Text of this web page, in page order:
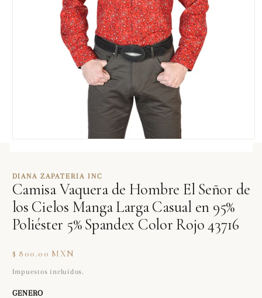
en
una
ventana
modal
DIANA ZAPATERIA INC
Camisa Vaquera de Hombre El Señor de
los Cielos Manga Larga Casual en 95%
Poliéster 5% Spandex Color Rojo 43716
Precio
habitual
$ 800.00 MXN
Impuestos incluidos.
GENERO